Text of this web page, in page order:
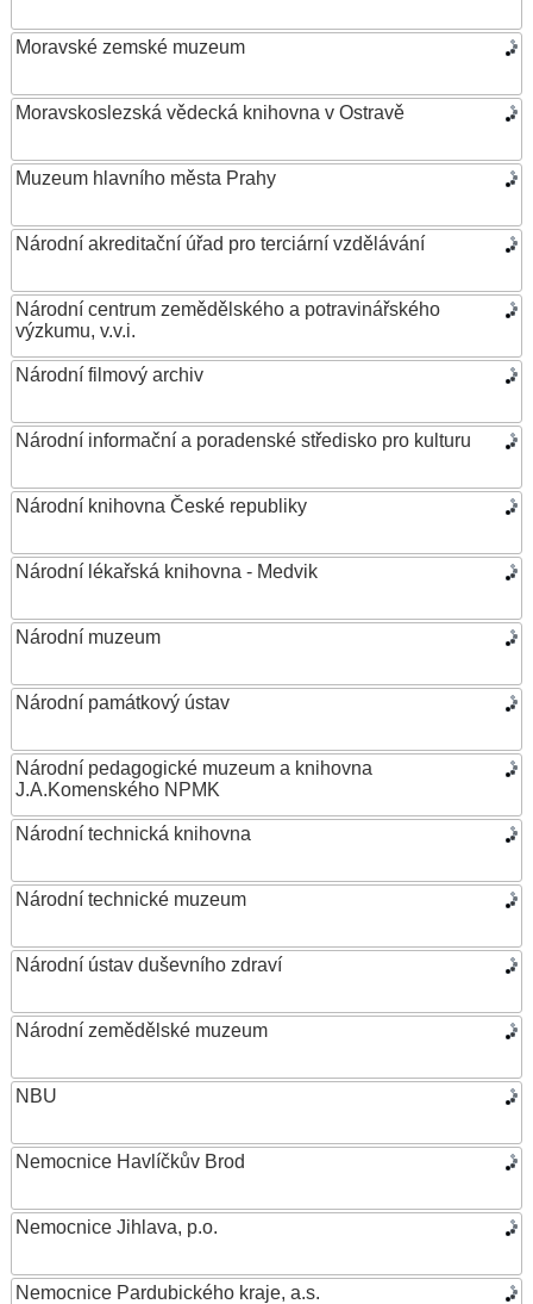
Moravské zemské muzeum
Moravskoslezská vědecká knihovna v Ostravě
Muzeum hlavního města Prahy
Národní akreditační úřad pro terciární vzdělávání
Národní centrum zemědělského a potravinářského
výzkumu, v.v.i.
Národní filmový archiv
Národní informační a poradenské středisko pro kulturu
Národní knihovna České republiky
Národní lékařská knihovna - Medvik
Národní muzeum
Národní památkový ústav
Národní pedagogické muzeum a knihovna
J.A.Komenského NPMK
Národní technická knihovna
Národní technické muzeum
Národní ústav duševního zdraví
Národní zemědělské muzeum
NBU
Nemocnice Havlíčkův Brod
Nemocnice Jihlava, p.o.
Nemocnice Pardubického kraje, a.s.